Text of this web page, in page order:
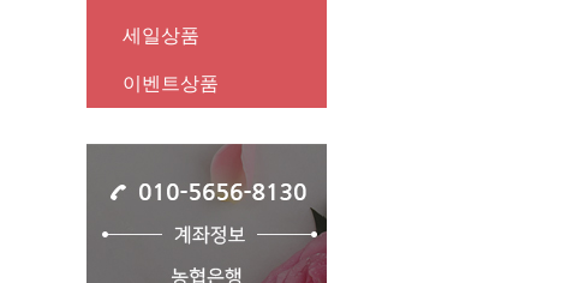
세일상품
이벤트상품